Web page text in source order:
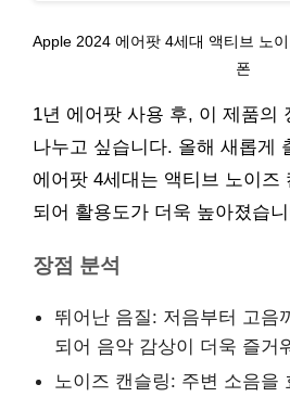
Apple 2024 에어팟 4세대 액티브 노
폰
1년 에어팟 사용 후, 이 제품의
나누고 싶습니다. 올해 새롭게
에어팟 4세대는 액티브 노이즈
되어 활용도가 더욱 높아졌습
장점 분석
뛰어난 음질: 저음부터 고음
되어 음악 감상이 더욱 즐거
노이즈 캔슬링: 주변 소음을